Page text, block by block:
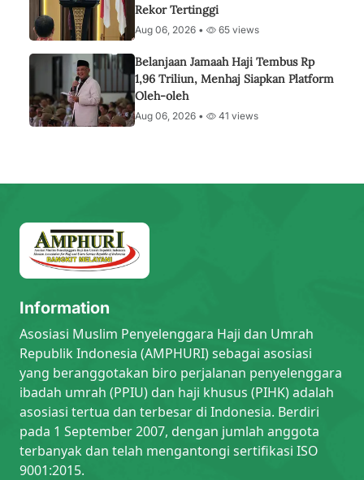
Rekor Tertinggi
Aug 06, 2026 • 65 views
Belanjaan Jamaah Haji Tembus Rp
1,96 Triliun, Menhaj Siapkan Platform
Oleh-oleh
Aug 06, 2026 • 41 views
Information
Asosiasi Muslim Penyelenggara Haji dan Umrah
Republik Indonesia (AMPHURI) sebagai asosiasi
yang beranggotakan biro perjalanan penyelenggara
ibadah umrah (PPIU) dan haji khusus (PIHK) adalah
asosiasi tertua dan terbesar di Indonesia. Berdiri
pada 1 September 2007, dengan jumlah anggota
terbanyak dan telah mengantongi sertifikasi ISO
9001:2015.